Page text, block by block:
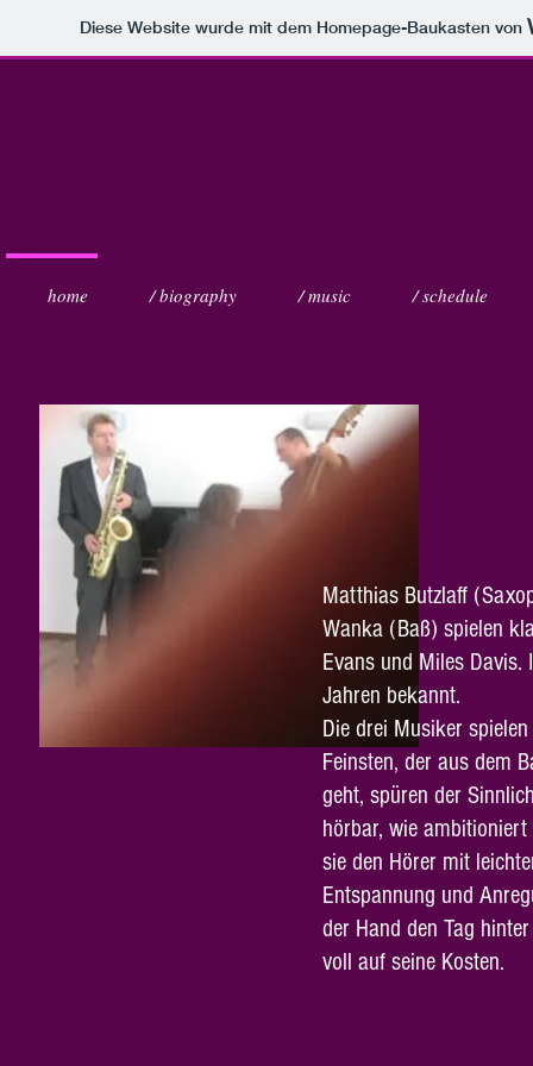
Diese Website wurde mit dem Homepage-Baukasten von
home / biography / music / schedule
Matthias Butzlaff
Wanka (Baß) spielen
Evans und Miles Davis.
Jahren bekannt.
Die drei Musiker
Feinsten, der aus dem
geht, spüren der
hörbar, wie
sie den Hörer mit
Entspannung und
der Hand den Tag
voll auf seine Kosten.